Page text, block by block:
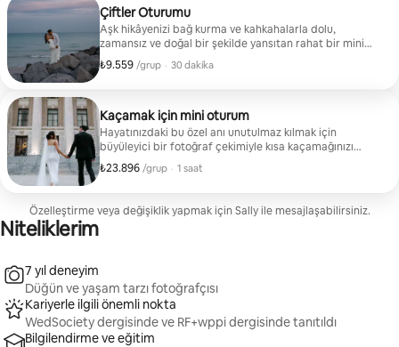
Çiftler Oturumu
Aşk hikâyenizi bağ kurma ve kahkahalarla dolu,
zamansız ve doğal bir şekilde yansıtan rahat bir mini
fotoğraf çekimi. - Hem renkli hem de siyah-beyaz
kopyalar halinde 50 düzenlenmiş görüntü.
₺9.559 /grup
Grup başına ₺9.559
, · 30 dakika
Kaçamak için mini oturum
Hayatınızdaki bu özel anı unutulmaz kılmak için
büyüleyici bir fotoğraf çekimiyle kısa kaçamağınızı
ölümsüzleştirin. - Hem renkli hem de siyah-beyaz
kopyalar halinde 80 düzenlenmiş görüntü.
₺23.896 /grup
Grup başına ₺23.896
, · 1 saat
Özelleştirme veya değişiklik yapmak için Sally ile mesajlaşabilirsiniz.
Niteliklerim
7 yıl deneyim
Düğün ve yaşam tarzı fotoğrafçısı
Kariyerle ilgili önemli nokta
WedSociety dergisinde ve RF+wppi dergisinde tanıtıldı
Bilgilendirme ve eğitim